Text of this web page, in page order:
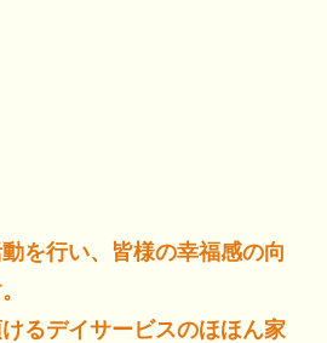
動を行い、皆様の幸福感の向
るデイサービスのほほん家